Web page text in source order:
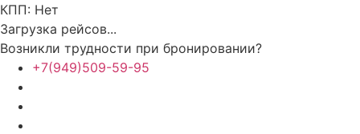
КПП: Нет
Загрузка рейсов...
Возникли трудности при бронировании?
+7(949)509-59-95